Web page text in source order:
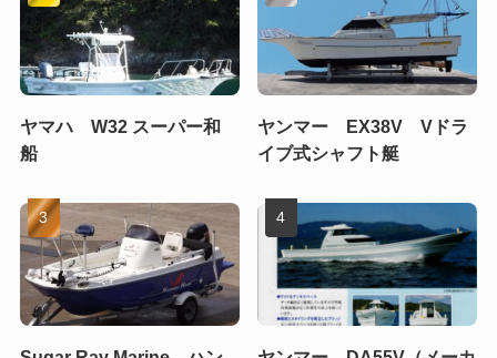
ヤマハ W32 スーパー和
船
ヤンマー EX38V Vドラ
イブ式シャフト艇